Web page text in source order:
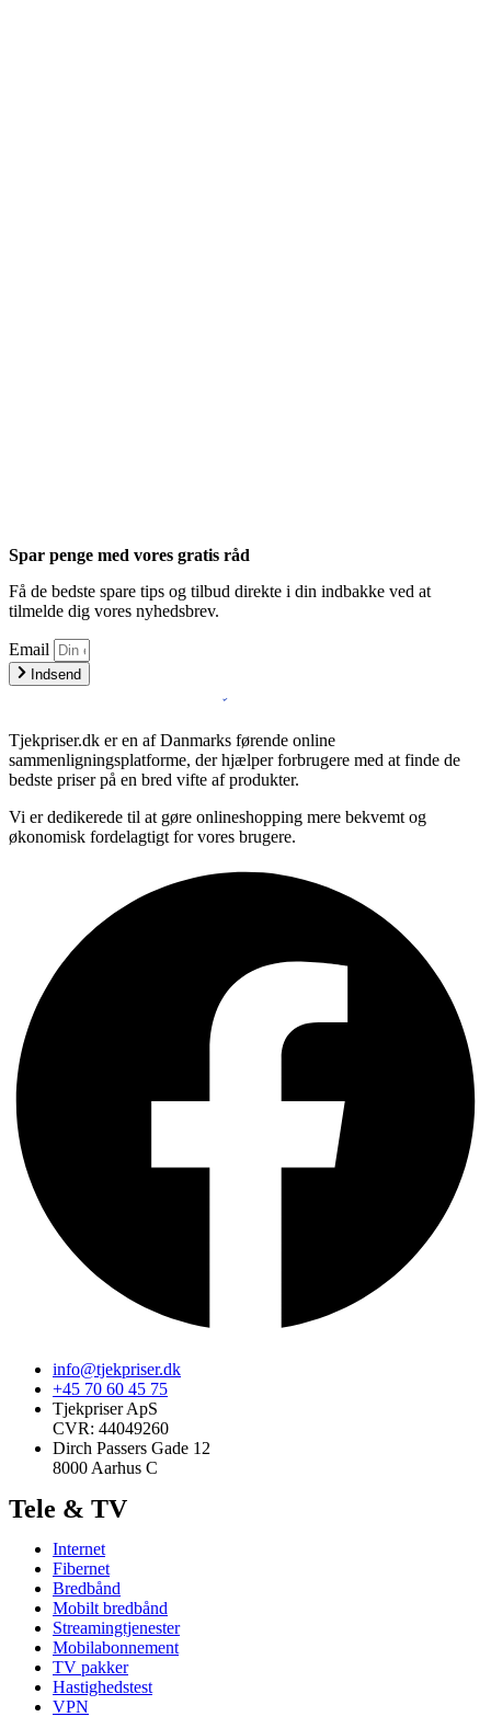
Spar penge med vores gratis råd
Få de bedste spare tips og tilbud direkte i din indbakke ved at
tilmelde dig vores nyhedsbrev.
Email
Indsend
Tjekpriser.dk er en af Danmarks førende online
sammenligningsplatforme, der hjælper forbrugere med at finde de
bedste priser på en bred vifte af produkter.
Vi er dedikerede til at gøre onlineshopping mere bekvemt og
økonomisk fordelagtigt for vores brugere.
info@tjekpriser.dk
+45 70 60 45 75
Tjekpriser ApS
CVR: 44049260
Dirch Passers Gade 12
8000 Aarhus C
Tele & TV
Internet
Fibernet
Bredbånd
Mobilt bredbånd
Streamingtjenester
Mobilabonnement
TV pakker
Hastighedstest
VPN